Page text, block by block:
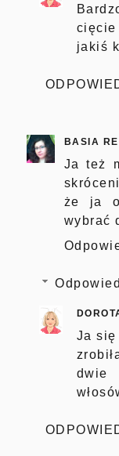
jakiś
BASIA
Ja też
że ja
wybrać
Ja
dwie